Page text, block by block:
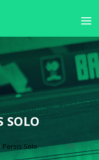
SOLO
Persis Solo ?>